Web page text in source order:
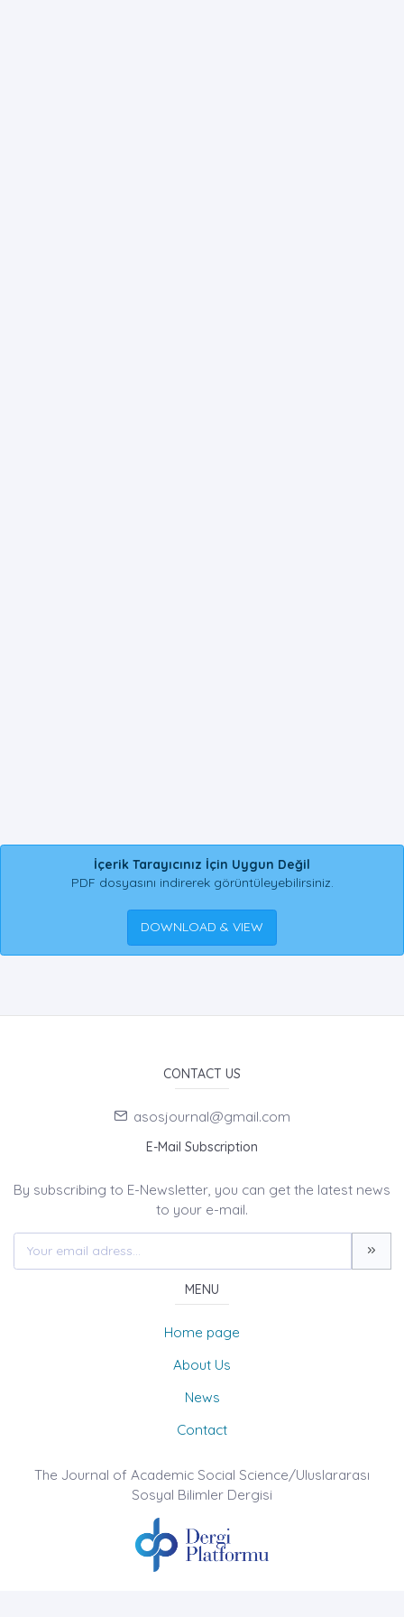
İçerik Tarayıcınız İçin Uygun Değil
PDF dosyasını indirerek görüntüleyebilirsiniz.
DOWNLOAD & VIEW
CONTACT US
asosjournal@gmail.com
E-Mail Subscription
By subscribing to E-Newsletter, you can get the latest news
to your e-mail.
MENU
Home page
About Us
News
Contact
The Journal of Academic Social Science/Uluslararası
Sosyal Bilimler Dergisi